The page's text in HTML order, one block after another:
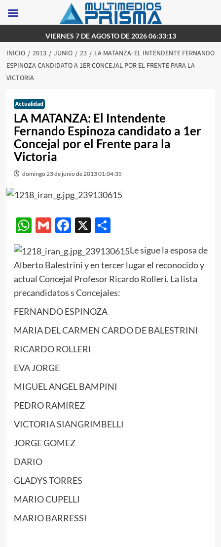
al
contenido
VIERNES 7 DE AGOSTO DE 2026 06:33:13
INICIO 2013 JUNIO 23
LA MATANZA: EL INTENDENTE FERNANDO
ESPINOZA CANDIDATO A 1ER CONCEJAL POR EL FRENTE PARA LA
VICTORIA
Actualidad
LA MATANZA: El Intendente
Fernando Espinoza candidato a 1er
Concejal por el Frente para la
Victoria
domingo 23 de junio de 2013 01:04:35
WhatsApp
GmailFacebook
X Compartir
Le sigue la esposa de
Alberto Balestrini y en tercer lugar el reconocido y
actual Concejal Profesor Ricardo Rolleri. La lista
precandidatos s Concejales:
FERNANDO ESPINOZA
MARIA DEL CARMEN CARDO DE BALESTRINI
RICARDO ROLLERI
EVA JORGE
MIGUEL ANGEL BAMPINI
PEDRO RAMIREZ
VICTORIA SIANGRIMBELLI
JORGE GOMEZ
DARIO
GLADYS TORRES
MARIO CUPELLI
MARIO BARRESSI